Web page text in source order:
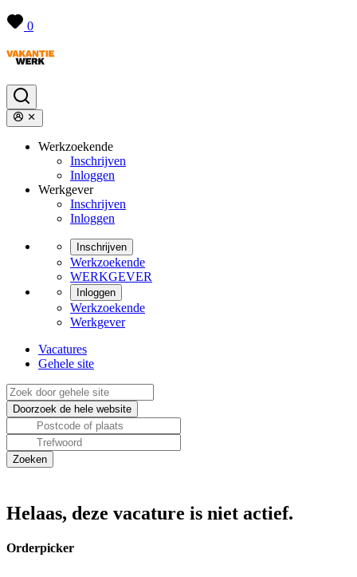
0
Werkzoekende
Inschrijven
Inloggen
Werkgever
Inschrijven
Inloggen
Inschrijven
Werkzoekende
WERKGEVER
Inloggen
Werkzoekende
Werkgever
Vacatures
Gehele site
Helaas, deze vacature is niet actief.
Orderpicker